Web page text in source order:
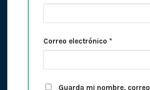
Correo electrónico *
Guarda mi nombre, correo